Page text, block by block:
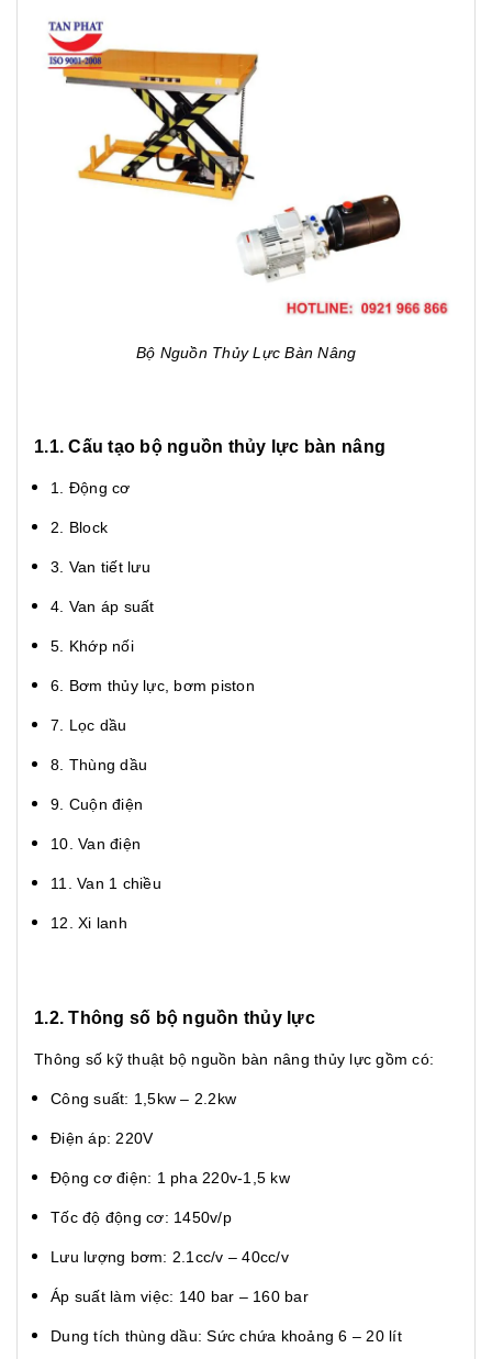
Bộ Nguồn Thủy Lực Bàn Nâng
1.1. Cấu tạo bộ nguồn thủy lực bàn nâng
1. Động cơ
2. Block
3. Van tiết lưu
4. Van áp suất
5. Khớp nối
6. Bơm thủy lực, bơm piston
7. Lọc dầu
8. Thùng dầu
9. Cuộn điện
10. Van điện
11. Van 1 chiều
12. Xi lanh
1.2. Thông số bộ nguồn thủy lực
Thông số kỹ thuật bộ nguồn bàn nâng thủy lực gồm có:
Công suất: 1,5kw – 2.2kw
Điện áp: 220V
Động cơ điện: 1 pha 220v-1,5 kw
Tốc độ động cơ: 1450v/p
Lưu lượng bơm: 2.1cc/v – 40cc/v
Áp suất làm việc: 140 bar – 160 bar
Dung tích thùng dầu: Sức chứa khoảng 6 – 20 lít